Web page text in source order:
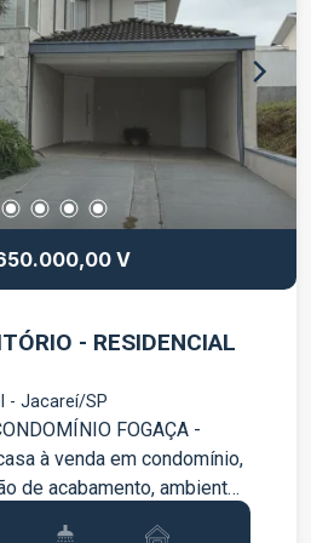
região Imóvel ideal
localização
benefício Entre em
e agendamento
V
- RESIDENCIAL
- Jacareí/SP
FOGAÇA -
de acabamento, ambientes
para proporcionar conforto e